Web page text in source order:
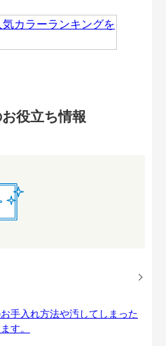
役立ち情報
手入れ方法や汚してしまった
す。